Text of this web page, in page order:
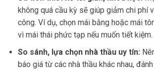
không quá cầu kỳ sẽ giúp giảm chi phí
công. Ví dụ, chọn mái bằng hoặc mái
vì mái thái phức tạp nếu muốn tiết kiệm.
So sánh, lựa chọn nhà thầu uy tín:
báo giá từ các nhà thầu khác nhau,